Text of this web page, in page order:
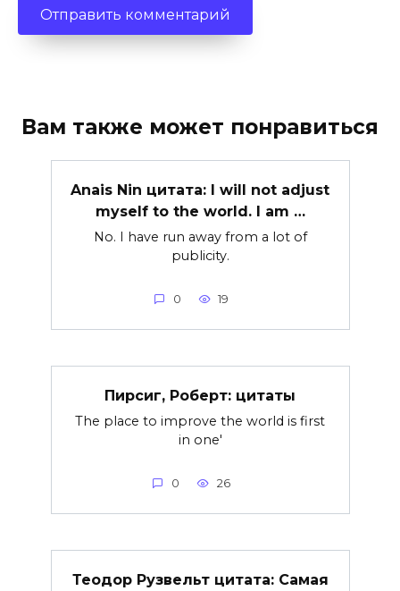
Вам также может понравиться
Anais Nin цитата: I will not adjust
myself to the world. I am …
No. I have run away from a lot of
publicity.
0 19
Пирсиг, Роберт: цитаты
The place to improve the world is first
in one'
0 26
Теодор Рузвельт цитата: Самая